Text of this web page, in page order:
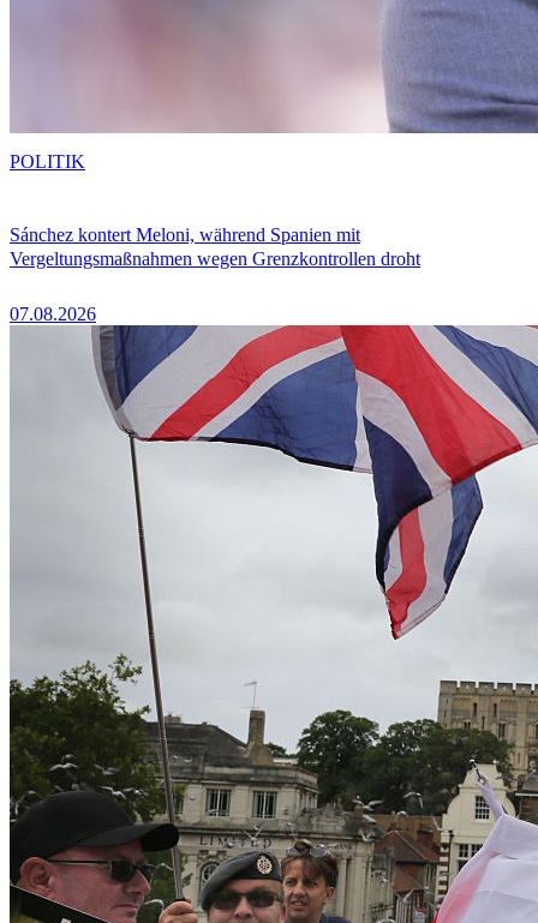
Sánchez kontert Meloni, während Spanien mit
Vergeltungsmaßnahmen wegen Grenzkontrollen droht
07.08.2026
POLITIK